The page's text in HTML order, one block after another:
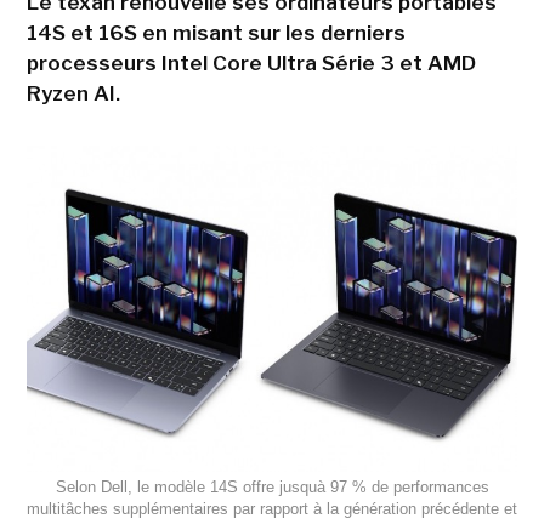
14S et 16S en misant sur les derniers
processeurs Intel Core Ultra Série 3 et AMD
Ryzen AI.
Selon Dell, le modèle 14S offre jusquà 97 % de performances
multitâches supplémentaires par rapport à la génération précédente et